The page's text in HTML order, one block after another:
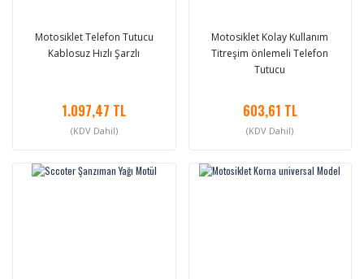
Motosiklet Telefon Tutucu
Kablosuz Hızlı Şarzlı
1.097,47 TL
(KDV Dahil)
Motosiklet Kolay Kullanım
Titreşim önlemeli Telefon
Tutucu
603,61 TL
(KDV Dahil)